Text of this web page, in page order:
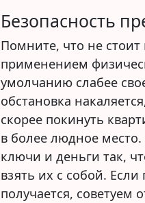
Безопасность
Помните, что не стоит
применением
умолчанию слабее
обстановка
скорее покинуть
в более людное
ключи и деньги так,
взять их с собой.
получается, советуем